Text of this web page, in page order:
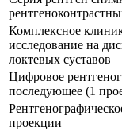
Комплексное
исследование на
локтевых суставов
Цифровое
последующее (1
проекции